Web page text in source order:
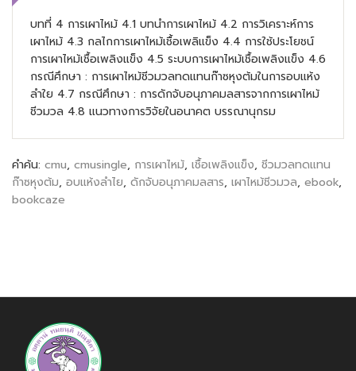
บทที่ 4 การเผาไหม้ 4.1 บทนำการเผาไหม้ 4.2 การวิเคราะห์การ
เผาไหม้ 4.3 กลไกการเผาไหม้เชื้อเพลิแข็ง 4.4 การใช้ประโยชน์
การเผาไหม้เชื้อเพลิงแข็ง 4.5 ระบบการเผาไหม้เชื้อเพลิงแข็ง 4.6
กรณีศึกษา : การเผาไหม้ชีวมวลทดแทนก๊าซหุงต้มในการอบแห้ง
ลำใย 4.7 กรณีศึกษา : การดักจับอนุภาคมลสารจากการเผาไหม้
ชีวมวล 4.8 แนวทางการวิจัยในอนาคต บรรณานุกรม
คำค้น: cmu, cmusingle, การเผาไหม้, เชื้อเพลิงแข็ง, ชีวมวลทดแทน
ก๊าซหุงต้ม, อบแห้งลำไย, ดักจับอนุภาคมลสาร, เผาไหม้ชีวมวล, ebook,
bookcaze